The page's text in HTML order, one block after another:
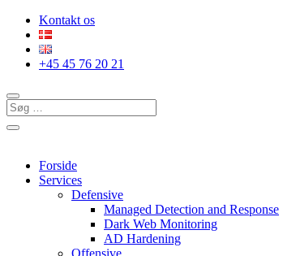
Kontakt os
+45 45 76 20 21
Forside
Services
Defensive
Managed Detection and Response
Dark Web Monitoring
AD Hardening
Offensive